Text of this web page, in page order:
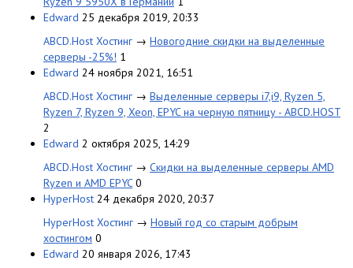
Edward 25 декабря 2019, 20:33
ABCD.Host Хостинг → Новогодние скидки на выделенные
серверы -25%! 1
Edward 24 ноября 2021, 16:51
ABCD.Host Хостинг → Выделенные серверы i7,i9, Ryzen 5,
Ryzen 7, Ryzen 9, Xeon, EPYC на черную пятницу - ABCD.HOST
2
Edward 2 октября 2025, 14:29
ABCD.Host Хостинг → Скидки на выделенные серверы AMD
Ryzen и AMD EPYC 0
HyperHost 24 декабря 2020, 20:37
HyperHost Хостинг → Новый год со старым добрым
хостингом 0
Edward 20 января 2026, 17:43